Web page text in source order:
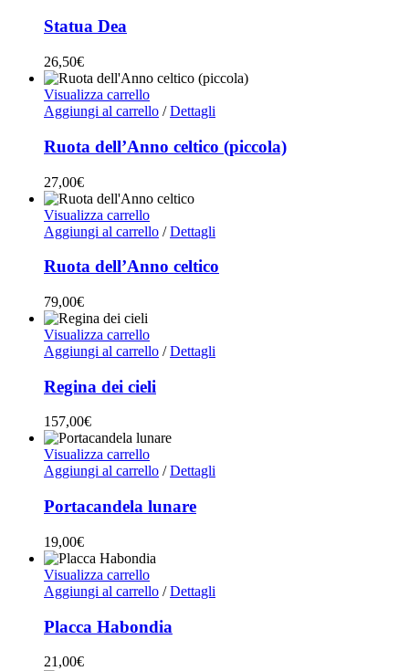
Statua Dea
26,50€
Visualizza carrello
Aggiungi al carrello / Dettagli
Ruota dell’Anno celtico (piccola)
27,00€
Visualizza carrello
Aggiungi al carrello / Dettagli
Ruota dell’Anno celtico
79,00€
Visualizza carrello
Aggiungi al carrello / Dettagli
Regina dei cieli
157,00€
Visualizza carrello
Aggiungi al carrello / Dettagli
Portacandela lunare
19,00€
Visualizza carrello
Aggiungi al carrello / Dettagli
Placca Habondia
21,00€